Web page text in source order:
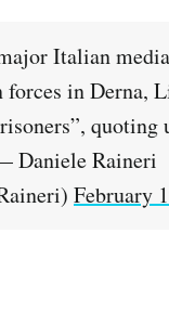
Italian
in Derna,
quoting
Daniele Raineri
February